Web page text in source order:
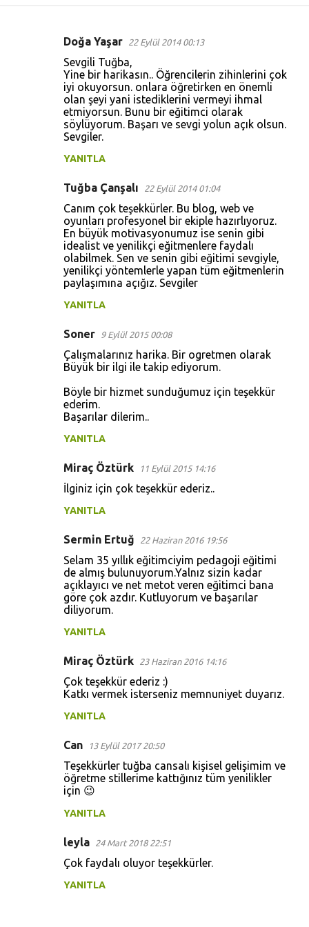
Doğa Yaşar 22 Eylül 2014 00:13
Sevgili Tuğba,
Yine bir harikasın.. Öğrencilerin zihinlerini çok
iyi okuyorsun. onlara öğretirken en önemli
olan şeyi yani istediklerini vermeyi ihmal
etmiyorsun. Bunu bir eğitimci olarak
söylüyorum. Başarı ve sevgi yolun açık olsun.
Sevgiler.
YANITLA
Tuğba Çanşalı 22 Eylül 2014 01:04
Canım çok teşekkürler. Bu blog, web ve
oyunları profesyonel bir ekiple hazırlıyoruz.
En büyük motivasyonumuz ise senin gibi
idealist ve yenilikçi eğitmenlere faydalı
olabilmek. Sen ve senin gibi eğitimi sevgiyle,
yenilikçi yöntemlerle yapan tüm eğitmenlerin
paylaşımına açığız. Sevgiler
YANITLA
Soner 9 Eylül 2015 00:08
Çalışmalarınız harika. Bir ogretmen olarak
Büyük bir ilgi ile takip ediyorum.
Böyle bir hizmet sunduğumuz için teşekkür
ederim.
Başarılar dilerim..
YANITLA
Miraç Öztürk 11 Eylül 2015 14:16
İlginiz için çok teşekkür ederiz..
YANITLA
Sermin Ertuğ 22 Haziran 2016 19:56
Selam 35 yıllık eğitimciyim pedagoji eğitimi
de almış bulunuyorum.Yalnız sizin kadar
açıklayıcı ve net metot veren eğitimci bana
göre çok azdır. Kutluyorum ve başarılar
diliyorum.
YANITLA
Miraç Öztürk 23 Haziran 2016 14:16
Çok teşekkür ederiz :)
Katkı vermek isterseniz memnuniyet duyarız.
YANITLA
Can 13 Eylül 2017 20:50
Teşekkürler tuğba cansalı kişisel gelişimim ve
öğretme stillerime kattığınız tüm yenilikler
için 😉
YANITLA
leyla 24 Mart 2018 22:51
Çok faydalı oluyor teşekkürler.
YANITLA